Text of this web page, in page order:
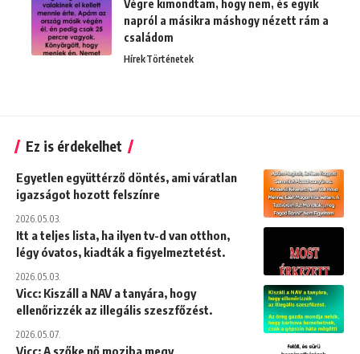
Végre kimondtam, hogy nem, és egyik
napról a másikra máshogy nézett rám a
családom
HírekTörténetek
Ez is érdekelhet
Egyetlen együttérző döntés, ami váratlan
igazságot hozott felszínre
2026.05.03.
Itt a teljes lista, ha ilyen tv-d van otthon,
légy óvatos, kiadták a figyelmeztetést.
2026.05.03.
Vicc: Kiszáll a NAV a tanyára, hogy
ellenőrizzék az illegális szeszfőzést.
2026.05.07.
Vicc: A szőke nő moziba megy